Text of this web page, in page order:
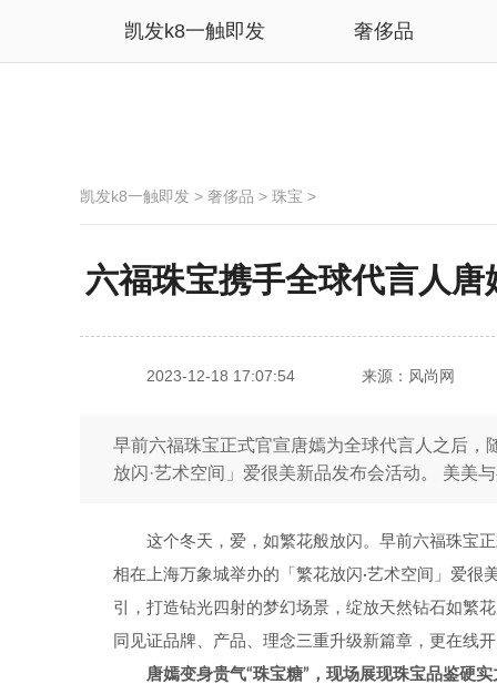
凯发k8一触即发 奢侈品
凯发k8一触即发 > 奢侈品 > 珠宝 >
六福珠宝携手全球代言人
2023-12-18 17:07:54 来源：风尚网
早前六福珠宝正式官宣唐嫣为全球代言人之后
放闪·艺术空间」爱很美新品发布会活动。 美美
这个冬天，爱，如繁花般放闪。早前六福珠宝
相在上海万象城举办的「繁花放闪·艺术空间」爱
引，打造钻光四射的梦幻场景，绽放天然钻石如繁
同见证品牌、产品、理念三重升级新篇章，更在线
唐嫣变身贵气“珠宝糖”，现场展现珠宝品鉴硬实